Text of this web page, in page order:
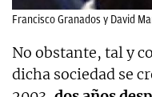
Francisco Granados y David
No obstante, tal y
dicha sociedad se